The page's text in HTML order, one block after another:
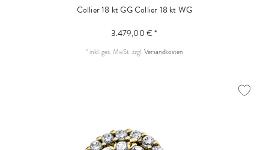
Collier 18 kt GGCollier 18 kt WG
3.479,00 € *
* inkl. ges. MwSt.zzgl.Versandkosten